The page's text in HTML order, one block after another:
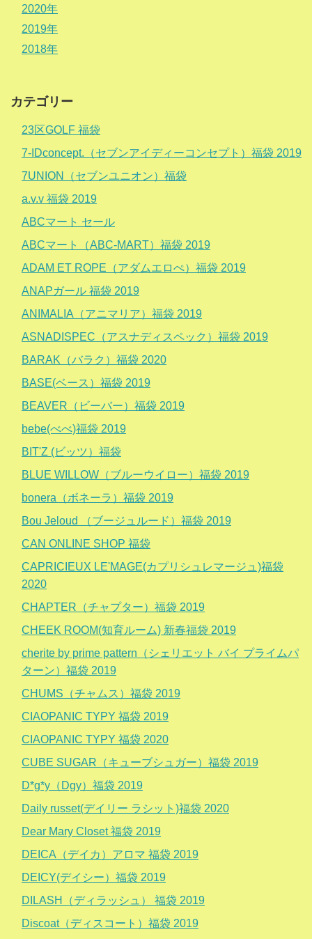
2020年
2019年
2018年
カテゴリー
23区GOLF 福袋
7-IDconcept.（セブンアイディーコンセプト）福袋 2019
7UNION（セブンユニオン）福袋
a.v.v 福袋 2019
ABCマート セール
ABCマート（ABC-MART）福袋 2019
ADAM ET ROPE（アダムエロぺ）福袋 2019
ANAPガール 福袋 2019
ANIMALIA（アニマリア）福袋 2019
ASNADISPEC（アスナディスペック）福袋 2019
BARAK（バラク）福袋 2020
BASE(ベース）福袋 2019
BEAVER（ビーバー）福袋 2019
bebe(べべ)福袋 2019
BIT'Z (ビッツ）福袋
BLUE WILLOW（ブルーウイロー）福袋 2019
bonera（ボネーラ）福袋 2019
Bou Jeloud （ブージュルード）福袋 2019
CAN ONLINE SHOP 福袋
CAPRICIEUX LE'MAGE(カプリシュレマージュ)福袋
2020
CHAPTER（チャプター）福袋 2019
CHEEK ROOM(知育ルーム) 新春福袋 2019
cherite by prime pattern（シェリエット バイ プライムパ
ターン）福袋 2019
CHUMS（チャムス）福袋 2019
CIAOPANIC TYPY 福袋 2019
CIAOPANIC TYPY 福袋 2020
CUBE SUGAR（キューブシュガー）福袋 2019
D*g*y（Dgy）福袋 2019
Daily russet(デイリー ラシット)福袋 2020
Dear Mary Closet 福袋 2019
DEICA（デイカ）アロマ 福袋 2019
DEICY(デイシー）福袋 2019
DILASH（ディラッシュ） 福袋 2019
Discoat（ディスコート）福袋 2019